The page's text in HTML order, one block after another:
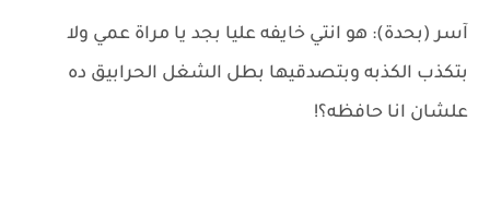
آسر (بحدة): هو انتي خايفه عليا بجد يا مراة عمي ولا
بتكذب الكذبه وبتصدقيها بطل الشغل الحرابيق ده
علشان انا حافظه؟!